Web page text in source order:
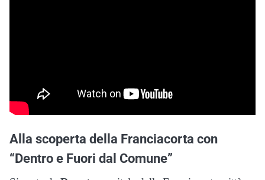
Alla scoperta della Franciacorta con
“Dentro e Fuori dal Comune”